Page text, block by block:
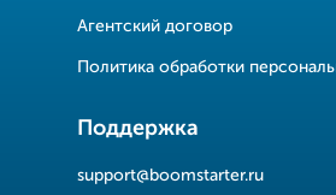
Агентский договор
Политика обработки
Поддержка
support@boomstarter.ru